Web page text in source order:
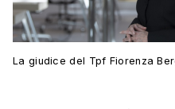
La giudice del Tpf Fiorenza